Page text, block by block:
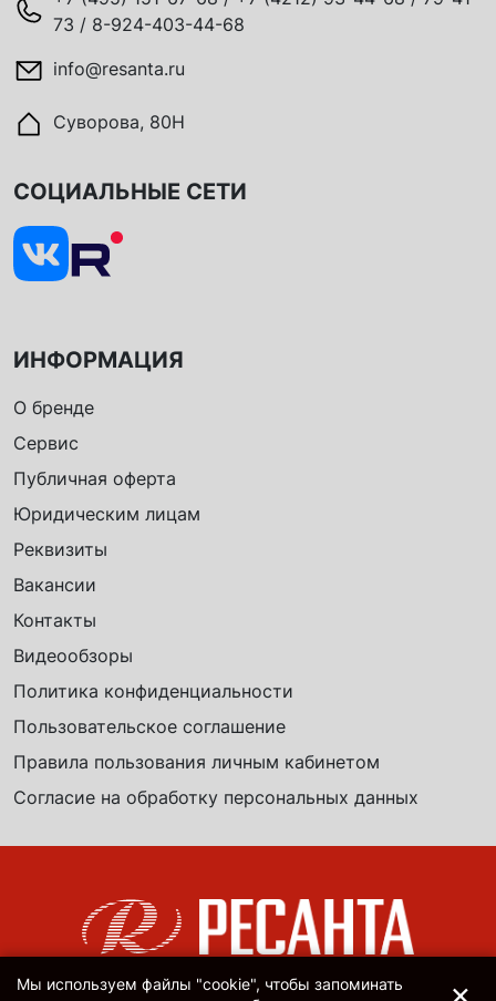
73 / 8-924-403-44-68
info@resanta.ru
Суворова, 80Н
ИНФОРМАЦИЯ
О бренде
Сервис
Публичная оферта
Юридическим лицам
Реквизиты
Вакансии
Контакты
Видеообзоры
Политика конфиденциальности
Пользовательское соглашение
Правила пользования личным кабинетом
Согласие на обработку персональных данных
СОЦИАЛЬНЫЕ СЕТИ
Мы используем файлы "cookie", чтобы запоминать
×